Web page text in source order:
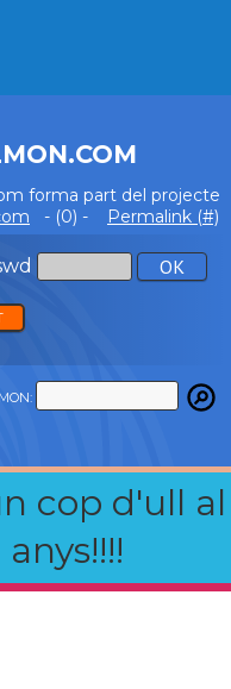
forma part del projecte
- (0) - Permalink (#)
cop d'ull al